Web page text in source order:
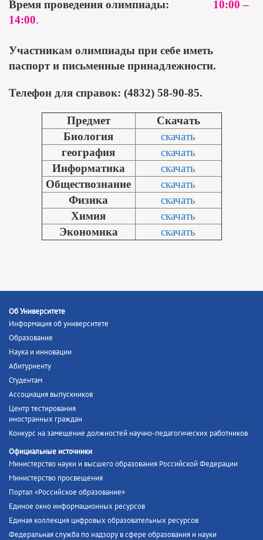
Время проведения олимпиады:
10:00 –
14:00.
Участникам олимпиады при себе иметь
паспорт и письменные принадлежности.
Телефон для справок: (4832) 58-90-85.
Предмет
Скачать
Биология
скачать
география
скачать
Информатика
скачать
Обществознание
скачать
Физика
скачать
Химия
скачать
Экономика
скачать
Об Университете
Информация об университете
Образование
Наука и инновации
Абитуриенту
Студентам
Ассоциация выпускников
Центр тестирования
иностранных граждан
Конкурс на замещение должностей научно-педагогических работников
Официальные источники
Министерство науки и высшего образования Российской Федерации
Министерство просвещения
Портал «Российское образование»
Единое окно информационных ресурсов
Единая коллекция цифровых образовательных ресурсов
Федеральная служба по надзору в сфере образования и науки